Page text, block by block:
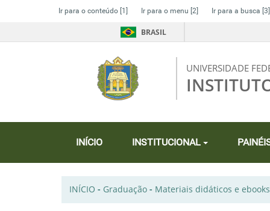
Ir para o conteúdo [1] Ir para o menu [2] Ir para a busca [3]
BRASIL
UNIVERSIDADE
INÍCIO INSTITUCIONAL
INÍCIO - Graduação- Materiais didáticos e ebooks